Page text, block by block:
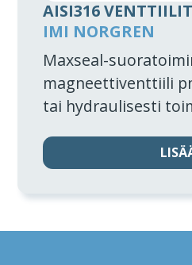
AISI316 VENTTIILIT
IMI NORGREN
Maxseal-
magneettiventtiili
tai hydraulisesti